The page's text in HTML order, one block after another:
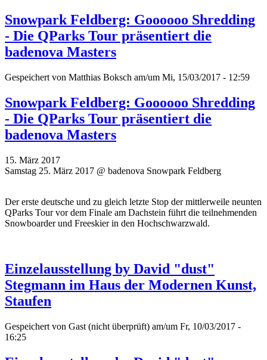
Snowpark Feldberg: Goooooo Shredding
- Die QParks Tour präsentiert die
badenova Masters
Gespeichert von Matthias Boksch am/um Mi, 15/03/2017 - 12:59
Snowpark Feldberg: Goooooo Shredding
- Die QParks Tour präsentiert die
badenova Masters
15. März 2017
Samstag 25. März 2017 @ badenova Snowpark Feldberg
Der erste deutsche und zu gleich letzte Stop der mittlerweile neunten
QParks Tour vor dem Finale am Dachstein führt die teilnehmenden
Snowboarder und Freeskier in den Hochschwarzwald.
Einzelausstellung by David "dust"
Stegmann im Haus der Modernen Kunst,
Staufen
Gespeichert von Gast (nicht überprüft) am/um Fr, 10/03/2017 -
16:25